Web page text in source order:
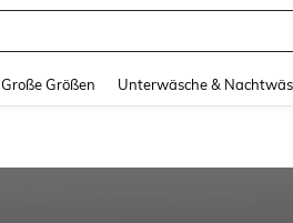
Große Größen Unterwäsche &